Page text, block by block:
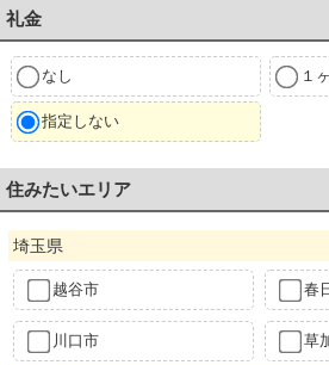
礼金
なし １
指定しない
住みたいエリア
埼玉県
越谷市 春
川口市 草